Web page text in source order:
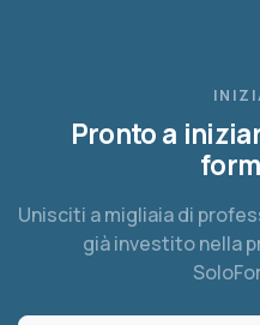
Pronto a
Unisciti a migliaia di
già investito nella